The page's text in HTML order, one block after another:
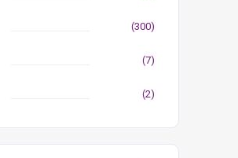
(300)
(7)
(2)